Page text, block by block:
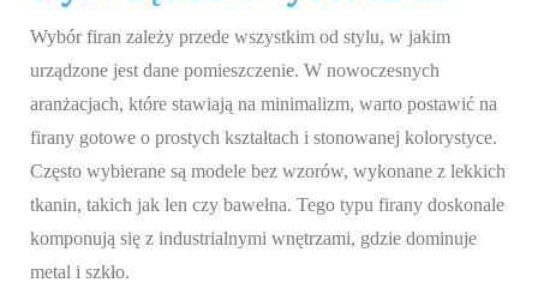
Wybór firan zależy przede wszystkim od stylu, w jakim
urządzone jest dane pomieszczenie. W nowoczesnych
aranżacjach, które stawiają na minimalizm, warto postawić na
firany gotowe o prostych kształtach i stonowanej kolorystyce.
Często wybierane są modele bez wzorów, wykonane z lekkich
tkanin, takich jak len czy bawełna. Tego typu firany doskonale
komponują się z industrialnymi wnętrzami, gdzie dominuje
metal i szkło.